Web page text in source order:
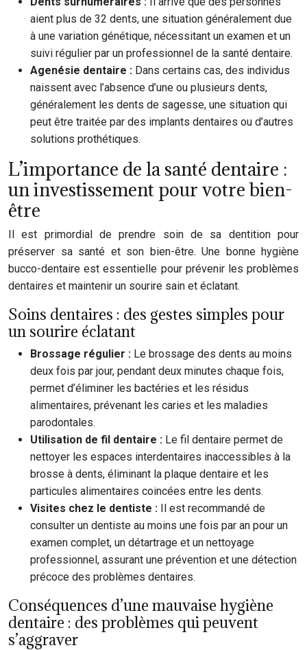
aient plus de 32 dents, une situation généralement due
à une variation génétique, nécessitant un examen et un
suivi régulier par un professionnel de la santé dentaire.
Agenésie dentaire : Dans certains cas, des individus
naissent avec l’absence d’une ou plusieurs dents,
généralement les dents de sagesse, une situation qui
peut être traitée par des implants dentaires ou d’autres
solutions prothétiques.
L’importance de la santé dentaire :
un investissement pour votre bien-
être
Il est primordial de prendre soin de sa dentition pour
préserver sa santé et son bien-être. Une bonne hygiène
bucco-dentaire est essentielle pour prévenir les problèmes
dentaires et maintenir un sourire sain et éclatant.
Soins dentaires : des gestes simples pour
un sourire éclatant
Brossage régulier : Le brossage des dents au moins
deux fois par jour, pendant deux minutes chaque fois,
permet d’éliminer les bactéries et les résidus
alimentaires, prévenant les caries et les maladies
parodontales.
Utilisation de fil dentaire : Le fil dentaire permet de
nettoyer les espaces interdentaires inaccessibles à la
brosse à dents, éliminant la plaque dentaire et les
particules alimentaires coincées entre les dents.
Visites chez le dentiste : Il est recommandé de
consulter un dentiste au moins une fois par an pour un
examen complet, un détartrage et un nettoyage
professionnel, assurant une prévention et une détection
précoce des problèmes dentaires.
Conséquences d’une mauvaise hygiène
dentaire : des problèmes qui peuvent
s’aggraver